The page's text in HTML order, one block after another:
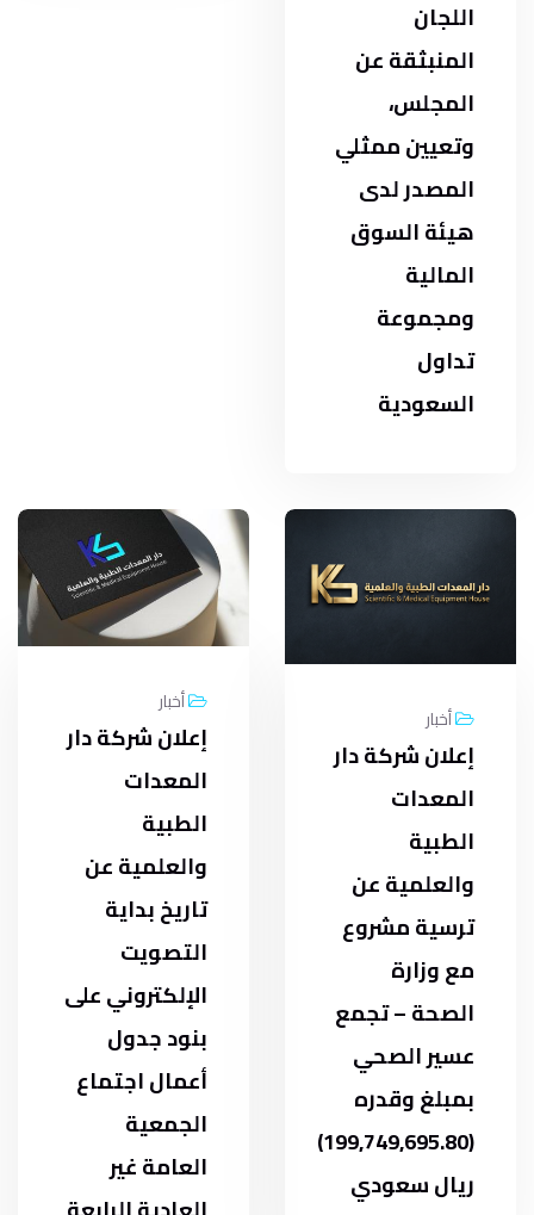
اللجان
المنبثقة عن
المجلس،
وتعيين ممثلي
المصدر لدى
هيئة السوق
المالية
ومجموعة
تداول
السعودية
أخبار
إعلان شركة دار
المعدات
الطبية
والعلمية عن
ترسية مشروع
مع وزارة
الصحة – تجمع
عسير الصحي
بمبلغ وقدره
(199,749,695.80)
ريال سعودي
أخبار
إعلان شركة دار
المعدات
الطبية
والعلمية عن
تاريخ بداية
التصويت
الإلكتروني على
بنود جدول
أعمال اجتماع
الجمعية
العامة غير